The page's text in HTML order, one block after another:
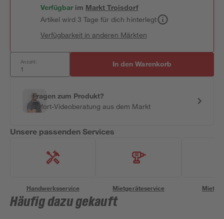
Verfügbar im MarktTroisdorf
Artikel wird 3 Tage für dich hinterlegt
Verfügbarkeit in anderen Märkten
Anzahl: In den Warenkorb
Fragen zum Produkt?
Sofort-Videoberatung aus dem Markt
Unsere passenden Services
Handwerksservice Mietgeräteservice
Häufig dazu gekauft